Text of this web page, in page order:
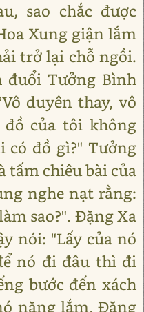
sao chắc được
Xung giận lắm
trở lại chỗ ngồi.
đuổi Tưởng Bình
duyên thay, vô
của tôi không
có đồ gì?" Tưởng
tấm chiêu bài của
nghe nạt rằng:
sao?". Đặng Xa
nói: "Lấy của nó
nó đi đâu thì đi
bước đến xách
nặng lắm, Đặng